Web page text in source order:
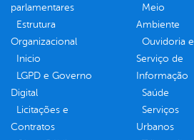
parlamentares
Estrutura
Organizacional
Inicio
LGPD e Governo
Digital
Licitações e
Contratos
Meio
Ambiente
Ouvidoria e
Serviço de
Informação
Saúde
Serviços
Urbanos